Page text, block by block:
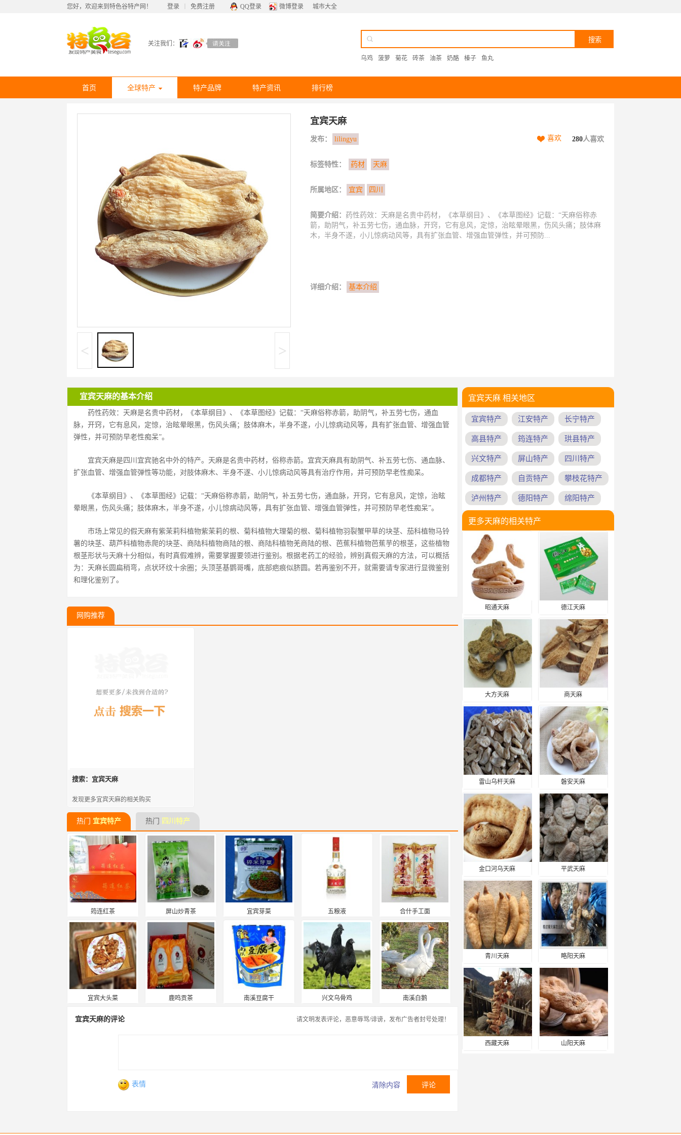
您好，欢迎来到特色谷特产网！ 登录 免费注册 QQ登录 微博登录 城市大全
关注我们：
乌鸡 菠萝 菊花 砖茶 油茶 奶酪 榛子 鱼丸
首页 全球特产 特产品牌 特产资讯 排行榜
< >
宜宾天麻
发布： lilingyu 喜欢 280人喜欢
标签特性： 药材 天麻
所属地区： 宜宾 四川
简要介绍： 药性药效：天麻是名贵中药材，《本草纲目》、《本草图经》记载：“天麻俗称赤
箭，助阴气，补五劳七伤，通血脉，开窍，它有息风，定惊，治眩晕眼黑，伤风头痛；肢体麻
木，半身不遂，小儿惊病动风等，具有扩张血管、增强血管弹性，并可预防...
详细介绍： 基本介绍
宜宾天麻的基本介绍
药性药效：天麻是名贵中药材，《本草纲目》、《本草图经》记载：“天麻俗称赤箭，助阴气，补五劳七伤，通血
脉，开窍，它有息风，定惊，治眩晕眼黑，伤风头痛；肢体麻木，半身不遂，小儿惊病动风等，具有扩张血管、增强血管
弹性，并可预防早老性痴呆”。
宜宾天麻是四川宜宾驰名中外的特产。天麻是名贵中药材，俗称赤箭。宜宾天麻具有助阴气、补五劳七伤、通血脉、
扩张血管、增强血管弹性等功能，对肢体麻木、半身不遂、小儿惊病动风等具有治疗作用，并可预防早老性痴呆。
《本草纲目》、《本草图经》记载：“天麻俗称赤箭，助阴气，补五劳七伤，通血脉，开窍，它有息风，定惊，治眩
晕眼黑，伤风头痛；肢体麻木，半身不遂，小儿惊病动风等，具有扩张血管、增强血管弹性，并可预防早老性痴呆”。
市场上常见的假天麻有紫茉莉科植物紫茉莉的根、菊科植物大理菊的根、菊科植物羽裂蟹甲草的块茎、茄科植物马铃
薯的块茎、葫芦科植物赤爬的块茎、商陆科植物商陆的根、商陆科植物羌商陆的根、芭蕉科植物芭蕉芋的根茎，这些植物
根茎形状与天麻十分相似，有时真假难辨，需要掌握要领进行鉴别。根据老药工的经验，辨别真假天麻的方法，可以概括
为：天麻长圆扁稍弯，点状环纹十余圈；头顶茎基鹦哥嘴，底部疤痕似脐圆。若再鉴别不开，就需要请专家进行显微鉴别
和理化鉴别了。
网购推荐
搜索：宜宾天麻
发现更多宜宾天麻的相关购买
热门 宜宾特产 热门 四川特产
筠连红茶 屏山炒青茶 宜宾芽菜 五粮液 合什手工面
宜宾大头菜 鹿鸣贡茶 南溪豆腐干 兴文乌骨鸡 南溪白鹅
宜宾天麻的评论 请文明发表评论，恶意辱骂/诽谤，发布广告者封号处理！
清除内容
表情
宜宾天麻 相关地区
宜宾特产 江安特产 长宁特产
高县特产 筠连特产 珙县特产
兴文特产 屏山特产 四川特产
成都特产 自贡特产 攀枝花特产
泸州特产 德阳特产 绵阳特产
更多天麻的相关特产
昭通天麻 德江天麻
大方天麻 商天麻
雷山乌杆天麻 磐安天麻
金口河乌天麻 平武天麻
青川天麻 略阳天麻
西藏天麻 山阳天麻